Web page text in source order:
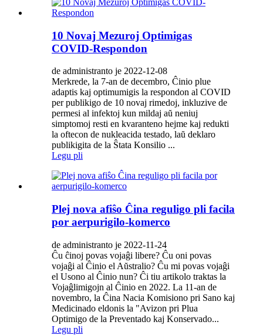
10 Novaj Mezuroj Optimigas
COVID-Respondon
de administranto je 2022-12-08
Merkrede, la 7-an de decembro, Ĉinio plue
adaptis kaj optimumigis la respondon al COVID
per publikigo de 10 novaj rimedoj, inkluzive de
permesi al infektoj kun mildaj aŭ neniuj
simptomoj resti en kvaranteno hejme kaj redukti
la oftecon de nukleacida testado, laŭ deklaro
publikigita de la Ŝtata Konsilio ...
Legu pli
Plej nova afiŝo Ĉina reguligo pli facila
por aerpurigilo-komerco
de administranto je 2022-11-24
Ĉu ĉinoj povas vojaĝi libere? Ĉu oni povas
vojaĝi al Ĉinio el Aŭstralio? Ĉu mi povas vojaĝi
el Usono al Ĉinio nun? Ĉi tiu artikolo traktas la
Vojaĝlimigojn al Ĉinio en 2022. La 11-an de
novembro, la Ĉina Nacia Komisiono pri Sano kaj
Medicinado eldonis la "Avizon pri Plua
Optimigo de la Preventado kaj Konservado...
Legu pli